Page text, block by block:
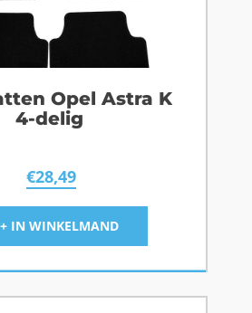
Opel Astra K
4-delig
€28,49
+ IN WINKELMAND